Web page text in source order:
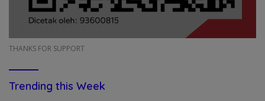
THANKS FOR SUPPORT
Trending this Week